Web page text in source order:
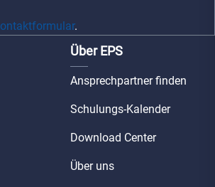
.
Über EPS
Ansprechpartner finden
Schulungs-Kalender
Download Center
Über uns